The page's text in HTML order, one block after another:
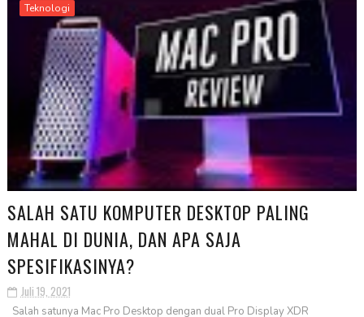
Teknologi
SALAH SATU KOMPUTER DESKTOP PALING
MAHAL DI DUNIA, DAN APA SAJA
SPESIFIKASINYA?
Juli 19, 2021
Salah satunya Mac Pro Desktop dengan dual Pro Display XDR